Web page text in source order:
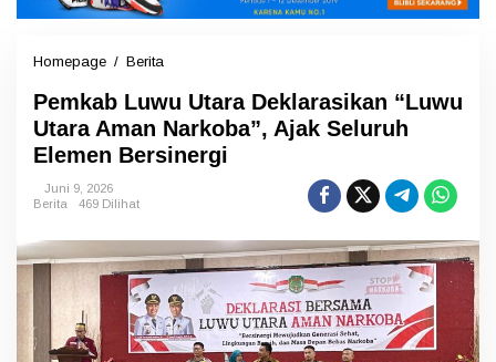
Homepage / Berita
m
k
a
b
u
U
a
r
a
Pemkab Luwu Utara Deklarasikan “Luwu
Utara Aman Narkoba”, Ajak Seluruh
Elemen Bersinergi
Juni 9, 2026
Berita
469 Dilihat